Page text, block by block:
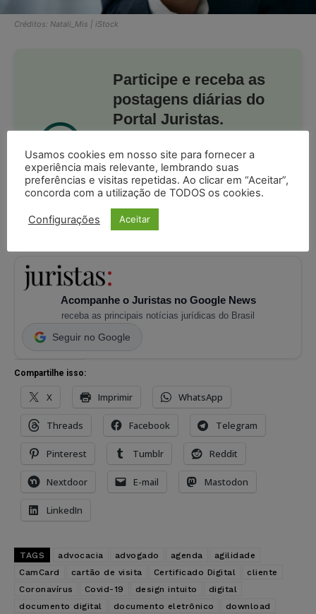
Créditos: Natali_Mis | iStock
Participe e receba as
postagens diárias do
Portal Juristas.
com ostermos de usoeprivacidade
do Whatsapp.
Acompanhe o Juristas no Google News
receba as principais notícias jurídicas do Brasil
Seguir no Google
Compartilhe isso:
X Imprimir WhatsApp
Threads Facebook Telegram
Pinterest Tumblr Reddit
Nextdoor E-mail Mastodon
LinkedIn
TAGS advocacia advogado agenda
agilidade
CamCard
cartão de visita Certificado Digital
cliente
Coronavírus
Covid-19 design intuito
digital
documento digital
documento eletrônico
download
Usamos cookies em nosso site para fornecer a
experiência mais relevante, lembrando suas
preferências e visitas repetidas. Ao clicar em “Aceitar”,
concorda com a utilização de TODOS os cookies.
Configurações Aceitar